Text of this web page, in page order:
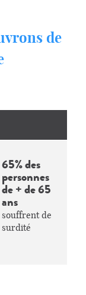
de
65% des
personnes
de + de 65
ans
souffrent de
surdité